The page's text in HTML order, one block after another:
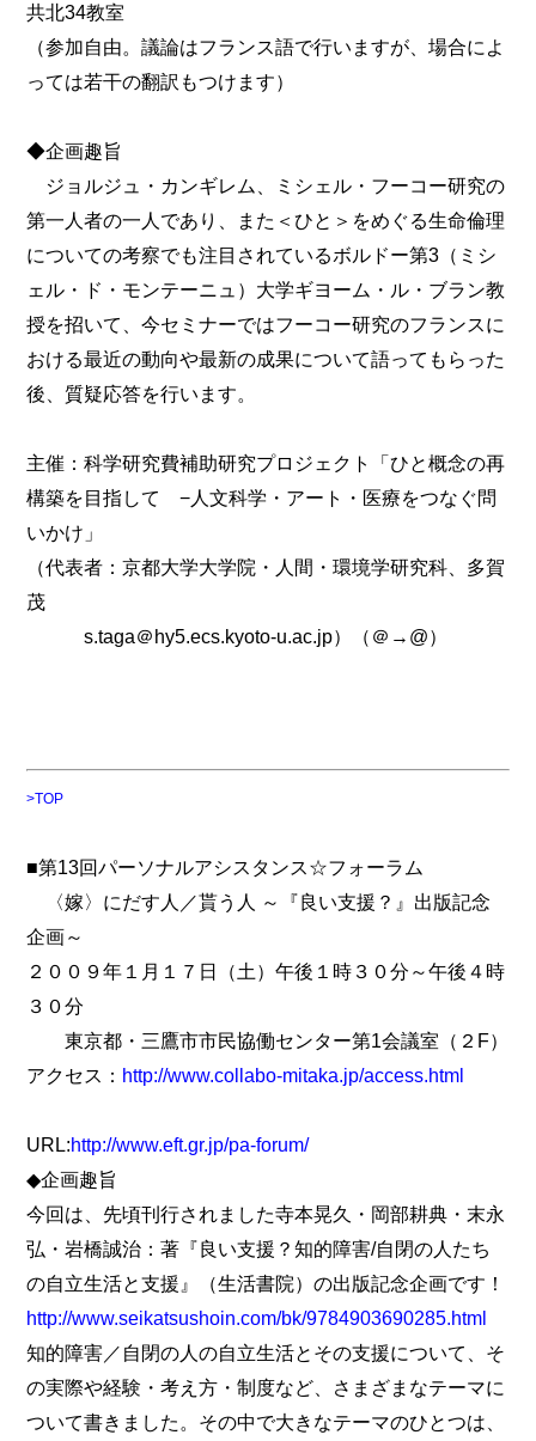
共北34教室
（参加自由。議論はフランス語で行いますが、場合によ
っては若干の翻訳もつけます）
◆企画趣旨
ジョルジュ・カンギレム、ミシェル・フーコー研究の
第一人者の一人であり、また＜ひと＞をめぐる生命倫理
についての考察でも注目されているボルドー第3（ミシ
ェル・ド・モンテーニュ）大学ギヨーム・ル・ブラン教
授を招いて、今セミナーではフーコー研究のフランスに
おける最近の動向や最新の成果について語ってもらった
後、質疑応答を行います。
主催：科学研究費補助研究プロジェクト「ひと概念の再
構築を目指して −人文科学・アート・医療をつなぐ問
いかけ」
（代表者：京都大学大学院・人間・環境学研究科、多賀
茂
s.taga＠hy5.ecs.kyoto-u.ac.jp）（＠→@）
>TOP
■第13回パーソナルアシスタンス☆フォーラム
〈嫁〉にだす人／貰う人 ～『良い支援？』出版記念
企画～
２００９年１月１７日（土）午後１時３０分～午後４時
３０分
東京都・三鷹市市民協働センター第1会議室（２F）
アクセス： http://www.collabo-mitaka.jp/access.html
URL:http://www.eft.gr.jp/pa-forum/
◆企画趣旨
今回は、先頃刊行されました寺本晃久・岡部耕典・末永
弘・岩橋誠治：著『良い支援？知的障害/自閉の人たち
の自立生活と支援』（生活書院）の出版記念企画です！
http://www.seikatsushoin.com/bk/9784903690285.html
知的障害／自閉の人の自立生活とその支援について、そ
の実際や経験・考え方・制度など、さまざまなテーマに
ついて書きました。その中で大きなテーマのひとつは、